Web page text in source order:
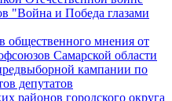
"Война и Победа глазами
общественного мнения от
Самарской области
кампании по
депутатов
районов городского округа